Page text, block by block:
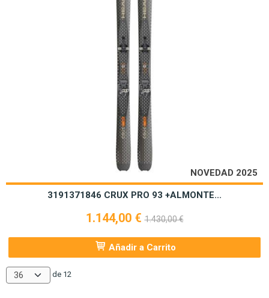
NOVEDAD 2025
3191371846 CRUX PRO 93 +ALMONTE...
1.144,00 €1.430,00 €
Añadir a Carrito
de 12